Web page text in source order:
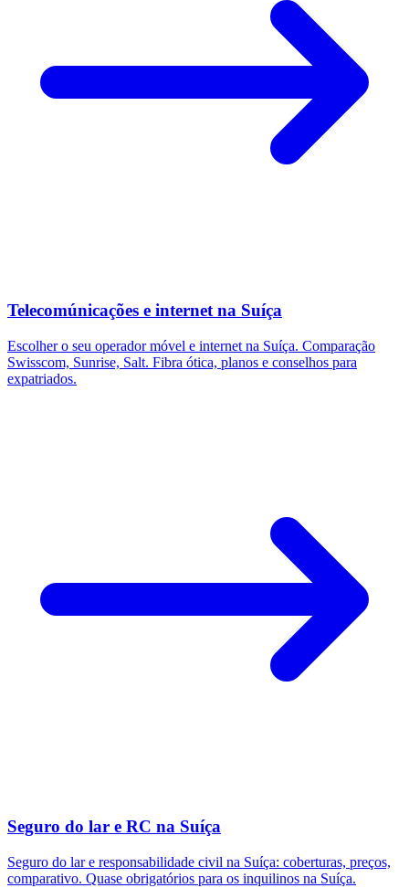
Telecomúnicações e internet na Suíça
Escolher o seu operador móvel e internet na Suíça. Comparação
Swisscom, Sunrise, Salt. Fibra ótica, planos e conselhos para
expatriados.
Seguro do lar e RC na Suíça
Seguro do lar e responsabilidade civil na Suíça: coberturas, preços,
comparativo. Quase obrigatórios para os inquilinos na Suíça.